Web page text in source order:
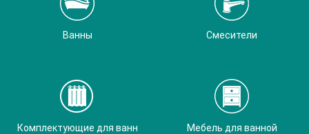
Ванны Смесители
Комплектующие для ванн Мебель для ванной